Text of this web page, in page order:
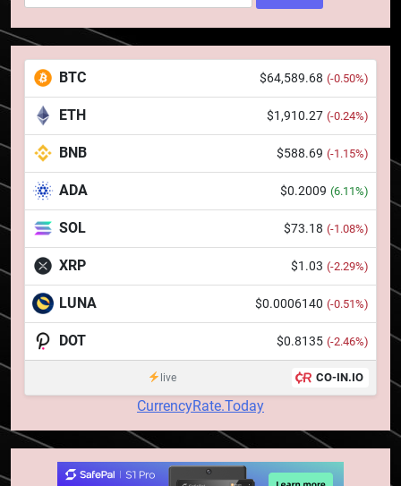
după:
BTC $64,589.68 (-0.50%)
ETH $1,910.27 (-0.24%)
BNB $588.69 (-1.15%)
ADA $0.2009 (6.11%)
SOL $73.18 (-1.08%)
XRP $1.03 (-2.29%)
LUNA $0.0006140 (-0.51%)
DOT $0.8135 (-2.46%)
live CO-IN.IO
CurrencyRate.Today
Squid a strâns 6 milioane de
dolari cu sprijinul Ripple, apoi a
pierdut jumătate din aceștia
într-un atac cibernetic în mai
6
Banii digitali și arhitectura
încrederii: O nouă viziune asupra
banilor în era digitală
7
WhiteBIT și FC Barcelona
pentru a stimula implicarea
fanilor și inovarea în domeniul
finanțelor digitale
Lavazza utilizează tehnologia
blockchain pentru a asigura
STIRI